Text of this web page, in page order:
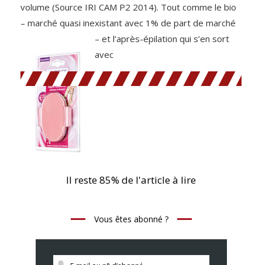
volume (Source IRI CAM P2 2014). Tout comme le bio
– marché quasi inexistant avec 1% de part de marché
– et l’après-épilation qui s’en sort
avec
Il reste 85% de l'article à lire
Vous êtes abonné ?